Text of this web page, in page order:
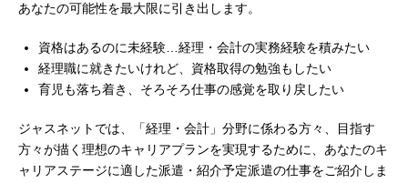
あなたの可能性を最大限に引き出します。
資格はあるのに未経験…経理・会計の実務経験を積みたい
経理職に就きたいけれど、資格取得の勉強もしたい
育児も落ち着き、そろそろ仕事の感覚を取り戻したい
ジャスネットでは、「経理・会計」分野に係わる方々、目指す
方々が描く理想のキャリアプランを実現するために、あなたのキ
ャリアステージに適した派遣・紹介予定派遣の仕事をご紹介しま